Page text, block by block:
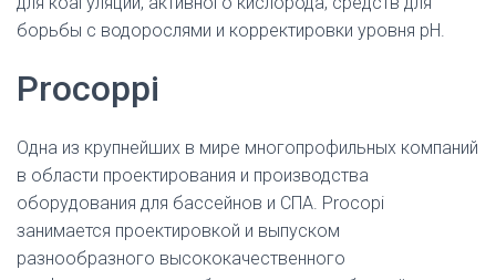
борьбы с водорослями и корректировки уровня pH.
Procoppi
Одна из крупнейших в мире многопрофильных компаний
в области проектирования и производства
оборудования для бассейнов и СПА. Procopi
занимается проектировкой и выпуском
разнообразного высококачественного